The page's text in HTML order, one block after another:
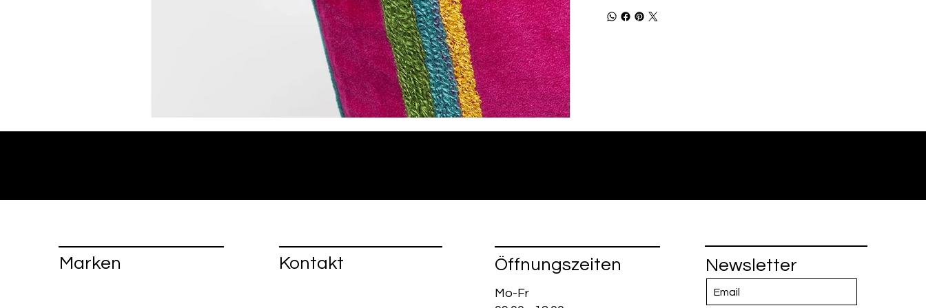
Marken Kontakt Öffnungszeiten
Mo-Fr
Newsletter